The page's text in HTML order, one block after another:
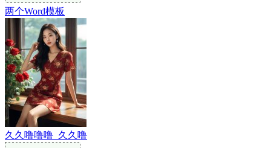
两个Word模板
久久噜噜噜_久久噜